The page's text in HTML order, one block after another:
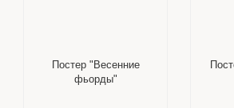
Постер "Весенние
фьорды"